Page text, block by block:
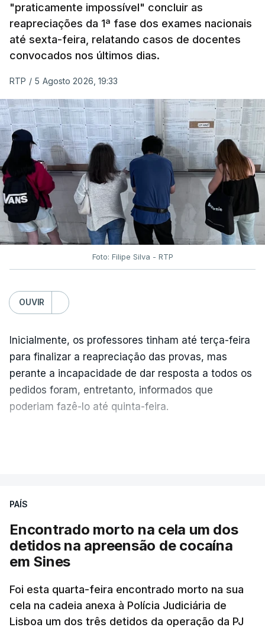
"praticamente impossível" concluir as
reapreciações da 1ª fase dos exames nacionais
até sexta-feira, relatando casos de docentes
convocados nos últimos dias.
RTP / 5 Agosto 2026, 19:33
Foto: Filipe Silva - RTP
OUVIR
Inicialmente, os professores tinham até terça-feira
para finalizar a reapreciação das provas, mas
perante a incapacidade de dar resposta a todos os
pedidos foram, entretanto, informados que
poderiam fazê-lo até quinta-feira.
No domingo, estavam concluídos cerca de 50 por
cento dos mais de 20 mil pedidos de reapreciação,
mas Cristina Mota, porta-voz da Missão Escola
Pública, tem dúvidas de que o processo esteja
"Durante o fim de semana e nos últimos dias,
apercebamo-nos que ainda estão a ser
PAÍS
Encontrado morto na cela um dos
detidos na apreensão de cocaína
em Sines
Foi esta quarta-feira encontrado morto na sua
cela na cadeia anexa à Polícia Judiciária de
Lisboa um dos três detidos da operação da PJ